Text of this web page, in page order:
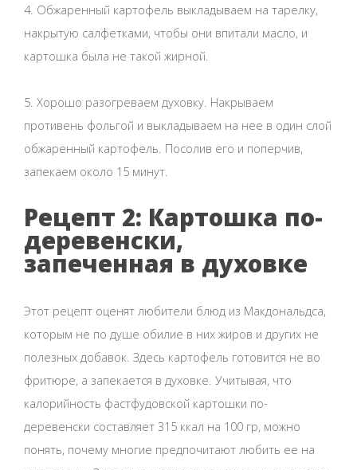
4. Обжаренный картофель выкладываем на тарелку,
накрытую салфетками, чтобы они впитали масло, и
картошка была не такой жирной.
5. Хорошо разогреваем духовку. Накрываем
противень фольгой и выкладываем на нее в один слой
обжаренный картофель. Посолив его и поперчив,
запекаем около 15 минут.
Рецепт 2: Картошка по-
деревенски,
запеченная в духовке
Этот рецепт оценят любители блюд из Макдональдса,
которым не по душе обилие в них жиров и других не
полезных добавок. Здесь картофель готовится не во
фритюре, а запекается в духовке. Учитывая, что
калорийность фастфудовской картошки по-
деревенски составляет 315 ккал на 100 гр, можно
понять, почему многие предпочитают любить ее на